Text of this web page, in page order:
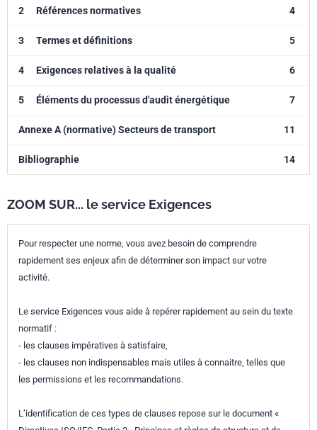
2 Références normatives 4
3 Termes et définitions 5
4 Exigences relatives à la qualité 6
5 Éléments du processus d'audit énergétique 7
Annexe A (normative) Secteurs de transport 11
Bibliographie 14
ZOOM SUR... le service Exigences
Pour respecter une norme, vous avez besoin de comprendre
rapidement ses enjeux afin de déterminer son impact sur votre
activité.
Le service Exigences vous aide à repérer rapidement au sein du texte
normatif :
- les clauses impératives à satisfaire,
- les clauses non indispensables mais utiles à connaitre, telles que
les permissions et les recommandations.
L’identification de ces types de clauses repose sur le document «